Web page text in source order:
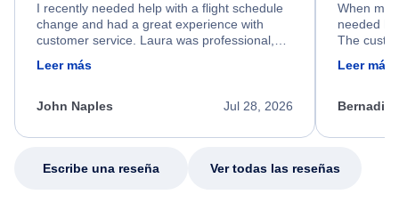
I recently needed help with a flight schedule
change and had a great experience with
customer service. Laura was professional,
friendly, and very helpful throughout the
process. She quickly found a solution and
appreciate her excellent service.
Leer más
Jul 28, 2026
John Naples
When my
needed
The
calm,
my issue.
Leer más
Escribe una reseña Ver todas las reseñas